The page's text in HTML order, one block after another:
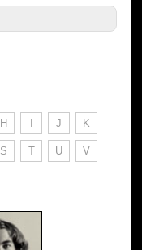
H I J K
S T U V